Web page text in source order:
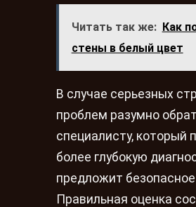
Читать так же:
Как
стены в белый цвет
В случае серьезных
проблем разумно
специалисту, который
более глубокую
предложит
Правильная оценка